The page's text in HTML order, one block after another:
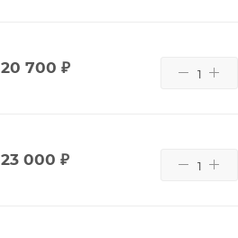
20 700 ₽
23 000 ₽